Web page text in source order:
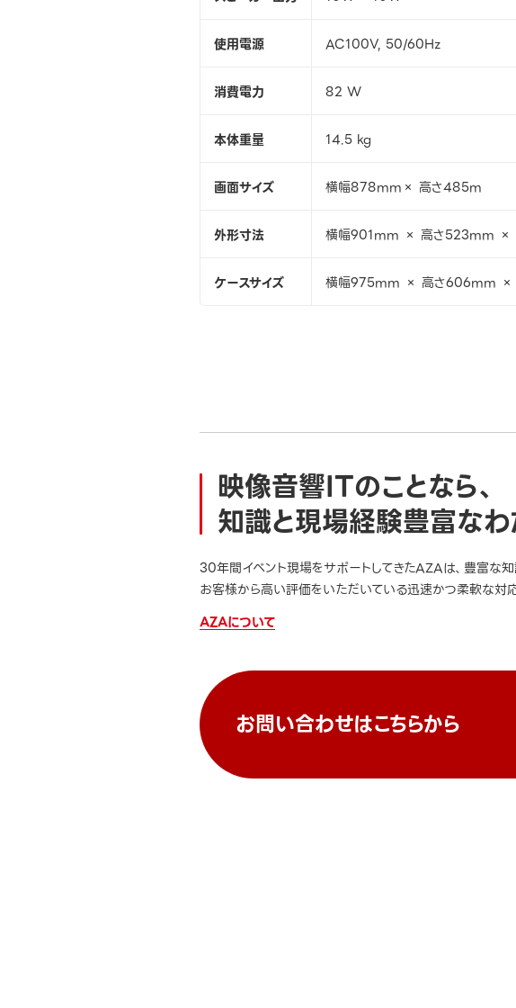
使用電源 AC100V, 50/60Hz
消費電力 82 W
本体重量 14.5 kg
画面サイズ 横幅878mm× 高さ485m
外形寸法 横幅901mm × 高さ523mm ×
ケースサイズ 横幅975mm × 高さ606mm ×
映像音響ITのことなら、
知識と現場経験豊富なわ
30年間イベント現場をサポートしてきたAZAは、豊富な知
お客様から高い評価をいただいている迅速かつ柔軟な対
AZAについて
お問い合わせはこちらから